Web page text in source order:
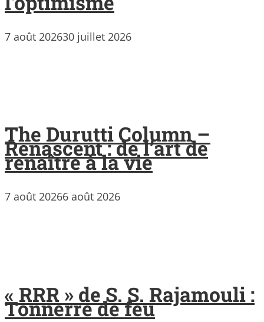
7 août 202630 juillet 2026
The Durutti Column –
Renascent : de l’art de
renaître à la vie
7 août 20266 août 2026
« RRR » de S. S. Rajamouli :
Tonnerre de feu